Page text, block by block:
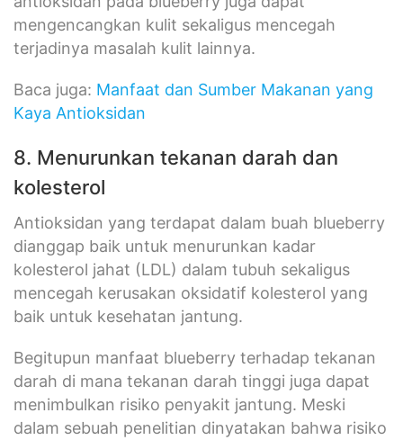
mengencangkan kulit sekaligus mencegah
terjadinya masalah kulit lainnya.
Baca juga: Manfaat dan Sumber Makanan yang
Kaya Antioksidan
8. Menurunkan tekanan darah dan
kolesterol
Antioksidan yang terdapat dalam buah blueberry
dianggap baik untuk menurunkan kadar
kolesterol jahat (LDL) dalam tubuh sekaligus
mencegah kerusakan oksidatif kolesterol yang
baik untuk kesehatan jantung.
Begitupun manfaat blueberry terhadap tekanan
darah di mana tekanan darah tinggi juga dapat
menimbulkan risiko penyakit jantung. Meski
dalam sebuah penelitian dinyatakan bahwa risiko